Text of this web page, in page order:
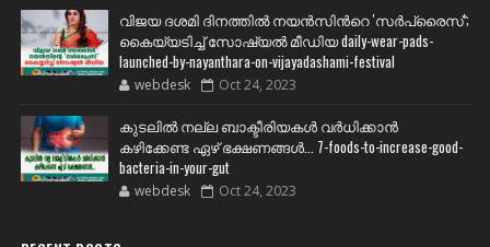
വിജയ ദശമി ദിനത്തില്‍ നയന്‍സിന്‍റെ 'സര്‍പ്രൈസ്';
കൈയ്യടിച്ച് സോഷ്യല്‍ മീഡിയ daily-wear-pads-
launched-by-nayanthara-on-vijayadashami-festival
webdesk Oct 24, 2023
കുടലിൽ നല്ല ബാക്ടീരിയകൾ വര്‍ധിക്കാന്‍
കഴിക്കേണ്ട ഏഴ് ഭക്ഷണങ്ങള്‍... 7-foods-to-increase-good-
bacteria-in-your-gut
webdesk Oct 24, 2023